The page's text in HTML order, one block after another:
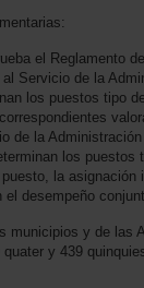
el Reglamento
Servicio de la
los puestos tipo
de la
los puestos
la asignación
desempeño
municipios y de las
y 439